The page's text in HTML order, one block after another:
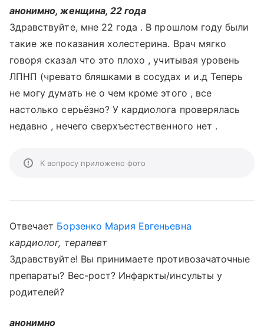
анонимно, женщина, 22 года
Здравствуйте, мне 22 года . В прошлом году были
такие же показания холестерина. Врач мягко
говоря сказал что это плохо , учитывая уровень
ЛПНП (чревато бляшками в сосудах и и.д Теперь
не могу думать не о чем кроме этого , все
настолько серьёзно? У кардиолога проверялась
недавно , нечего сверхъестественного нет .
К вопросу приложено фото
Отвечает Борзенко Мария Евгеньевна
кардиолог, терапевт
Здравствуйте! Вы принимаете противозачаточные
препараты? Вес-рост? Инфаркты/инсульты у
родителей?
анонимно